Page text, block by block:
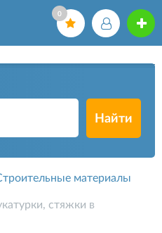
0
Найти
материалы
стяжки в